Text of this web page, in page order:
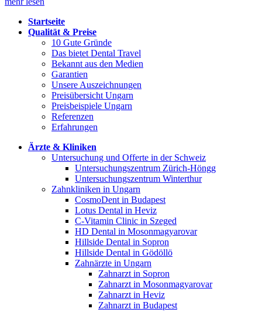
Startseite
Qualität & Preise
10 Gute Gründe
Das bietet Dental Travel
Bekannt aus den Medien
Garantien
Unsere Auszeichnungen
Preisübersicht Ungarn
Preisbeispiele Ungarn
Referenzen
Erfahrungen
Ärzte & Kliniken
Untersuchung und Offerte in der Schweiz
Untersuchungszentrum Zürich-Höngg
Untersuchungszentrum Winterthur
Zahnkliniken in Ungarn
CosmoDent in Budapest
Lotus Dental in Heviz
C-Vitamin Clinic in Szeged
HD Dental in Mosonmagyarovar
Hillside Dental in Sopron
Hillside Dental in Gödöllö
Zahnärzte in Ungarn
Zahnarzt in Sopron
Zahnarzt in Mosonmagyarovar
Zahnarzt in Heviz
Zahnarzt in Budapest